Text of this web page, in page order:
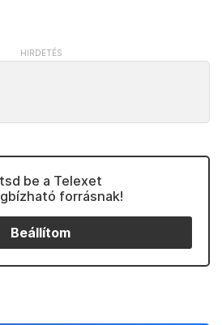
be a Telexet
forrásnak!
Beállítom